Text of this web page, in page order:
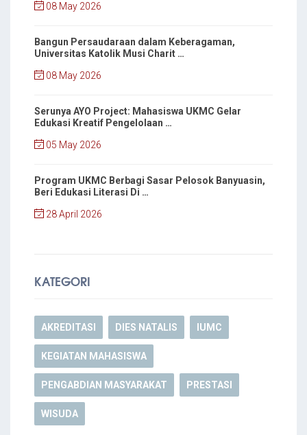
08 May 2026
Bangun Persaudaraan dalam Keberagaman,
Universitas Katolik Musi Charit …
08 May 2026
Serunya AYO Project: Mahasiswa UKMC Gelar
Edukasi Kreatif Pengelolaan …
05 May 2026
Program UKMC Berbagi Sasar Pelosok Banyuasin,
Beri Edukasi Literasi Di …
28 April 2026
KATEGORI
AKREDITASI DIES NATALIS IUMC
KEGIATAN MAHASISWA
PENGABDIAN MASYARAKAT PRESTASI
WISUDA